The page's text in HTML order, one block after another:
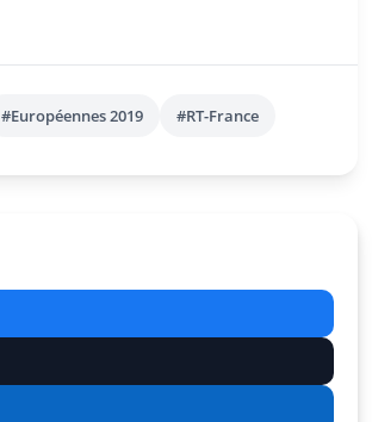
#Européennes 2019 #RT-France